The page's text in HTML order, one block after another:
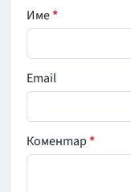
Име*
Email
Коментар*